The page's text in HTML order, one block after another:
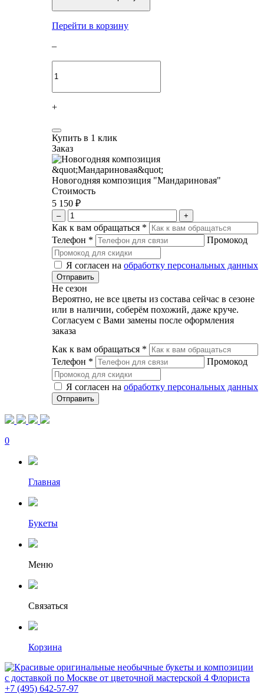
Перейти в корзину
–
+
Купить в 1 клик
Заказ
Новогодняя композиция "Мандариновая"
Стоимость
5 150 ₽
– +
Как к вам обращаться *
Телефон * Промокод
Я согласен на обработку персональных данных
Не сезон
Вероятно, не все цветы из состава сейчас в сезоне
или в наличии, соберём похожий, даже круче.
Согласуем с Вами замены после оформления
заказа
Как к вам обращаться *
Телефон * Промокод
Я согласен на обработку персональных данных
0
Главная
Букеты
Меню
Связаться
Корзина
+7 (495) 642-57-97